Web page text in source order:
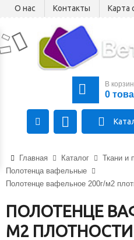
О нас Контакты Карта
В
0
пер.Промышленный,
Гомель, Брест
Время работы:
Пт:
08:30 - 16:00,
Сб, Вс:выходной
Главная Каталог
Ткани и
Полотенца вафельные
Полотенце вафельное 200г/м2
ПОЛОТЕНЦЕ
М2 ПЛОТНОСТИ